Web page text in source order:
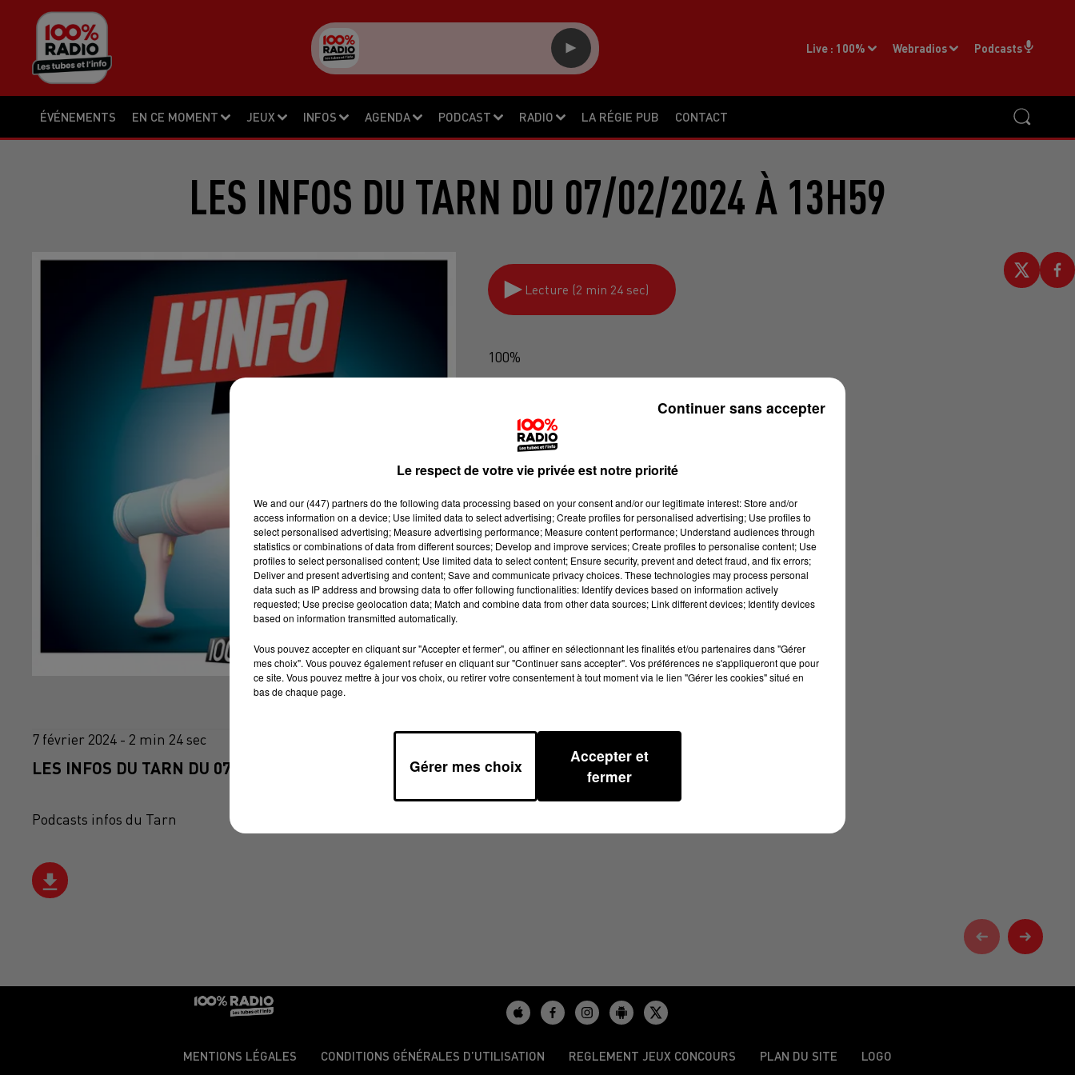
ÉVÉNEMENTS EN CE MOMENT JEUX INFOS AGENDA PODCAST RADIO LA RÉGIE PUB CONTACT
Live : 100% Webradios Podcasts
LES INFOS DU TARN DU 07/02/2024 À 13H59
Lecture (2 min 24 sec)
100%
7 février 2024 - 2 min 24 sec
LES INFOS DU TARN DU 07/02/2024 À 13H59
Podcasts infos du Tarn
MENTIONS LÉGALES CONDITIONS GÉNÉRALES D’UTILISATION REGLEMENT JEUX CONCOURS PLAN DU SITE LOGO
Le respect de votre vie privée est notre priorité
We and our (447) partnersdo the following data processing based on your consent and/or our legitimate interest: Store and/or
access information on a device; Use limited data to select advertising; Create profiles for personalised advertising; Use profiles to
select personalised advertising; Measure advertising performance; Measure content performance; Understand audiences through
statistics or combinations of data from different sources; Develop and improve services; Create profiles to personalise content; Use
profiles to select personalised content; Use limited data to select content; Ensure security, prevent and detect fraud, and fix errors;
Deliver and present advertising and content; Save and communicate privacy choices. These technologies may process personal
data such as IP address and browsing data to offer following functionalities: Identify devices based on information actively
requested; Use precise geolocation data; Match and combine data from other data sources; Link different devices; Identify devices
based on information transmitted automatically.
Vous pouvez accepter en cliquant sur "Accepter et fermer", ou affiner en sélectionnant les finalités et/ou partenaires dans "Gérer
mes choix". Vous pouvez également refuser en cliquant sur "Continuer sans accepter". Vos préférences ne s'appliqueront que pour
ce site. Vous pouvez mettre à jour vos choix, ou retirer votre consentement à tout moment via le lien "Gérer les cookies" situé en
bas de chaque page.
Gérer mes choix
Accepter et
fermer
Continuer sans accepter